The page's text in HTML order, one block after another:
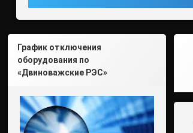
График отключения
оборудования по
«Двиноважские РЭС»